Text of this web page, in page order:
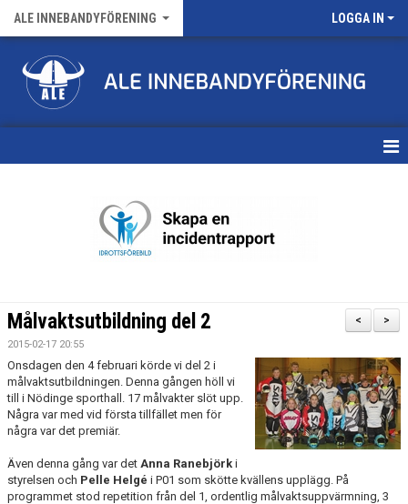
ALE INNEBANDYFÖRENING LOGGA IN
FÖRENINGENS MATCHER
NYHETSARKIV
MEDLEMSKAP
>
<
Målvaktsutbildning del 2
2015-02-17 20:55
Onsdagen den 4 februari körde vi del 2 i
målvaktsutbildningen. Denna gången höll vi
till i Nödinge sporthall. 17 målvakter slöt upp.
Några var med vid första tillfället men för
några var det premiär.
Även denna gång var det Anna Ranebjörk i
styrelsen och Pelle Helgé i P01 som skötte kvällens upplägg. På
programmet stod repetition från del 1, ordentlig målvaktsuppvärmning, 3